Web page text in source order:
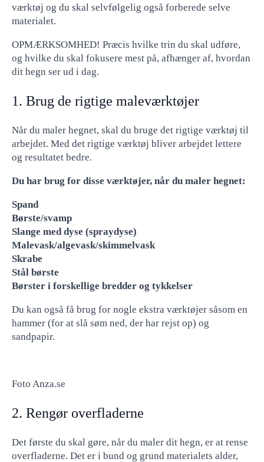
værktøj og du skal selvfølgelig også forberede selve
materialet.
OPMÆRKSOMHED! Præcis hvilke trin du skal udføre,
og hvilke du skal fokusere mest på, afhænger af, hvordan
dit hegn ser ud i dag.
1. Brug de rigtige maleværktøjer
Når du maler hegnet, skal du bruge det rigtige værktøj til
arbejdet. Med det rigtige værktøj bliver arbejdet lettere
og resultatet bedre.
Du har brug for disse værktøjer, når du maler hegnet:
Spand
Børste/svamp
Slange med dyse (spraydyse)
Malevask/algevask/skimmelvask
Skrabe
Stål børste
Børster i forskellige bredder og tykkelser
Du kan også få brug for nogle ekstra værktøjer såsom en
hammer (for at slå søm ned, der har rejst op) og
sandpapir.
Foto Anza.se
2. Rengør overfladerne
Det første du skal gøre, når du maler dit hegn, er at rense
overfladerne. Det er i bund og grund materialets alder,